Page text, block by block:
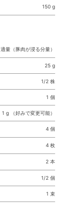
150 g
適量（豚肉が浸る分量）
25 g
1/2 株
1 個
1 g （好みで変更可能）
4 個
4 枚
2 本
1/2 個
1 束